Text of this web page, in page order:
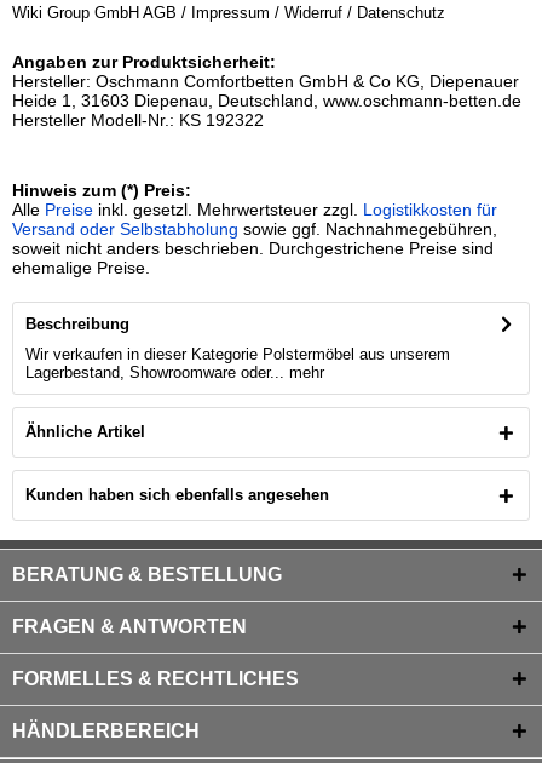
Wiki Group GmbH AGB / Impressum / Widerruf / Datenschutz
Angaben zur Produktsicherheit:
Hersteller: Oschmann Comfortbetten GmbH & Co KG, Diepenauer
Heide 1, 31603 Diepenau, Deutschland, www.oschmann-betten.de
Hersteller Modell-Nr.: KS 192322
Hinweis zum (*) Preis:
Alle Preise inkl. gesetzl. Mehrwertsteuer zzgl. Logistikkosten für
Versand oder Selbstabholung sowie ggf. Nachnahmegebühren,
soweit nicht anders beschrieben. Durchgestrichene Preise sind
ehemalige Preise.
Beschreibung
Wir verkaufen in dieser Kategorie Polstermöbel aus unserem
Lagerbestand, Showroomware oder... mehr
Ähnliche Artikel
Kunden haben sich ebenfalls angesehen
BERATUNG & BESTELLUNG
FRAGEN & ANTWORTEN
FORMELLES & RECHTLICHES
HÄNDLERBEREICH